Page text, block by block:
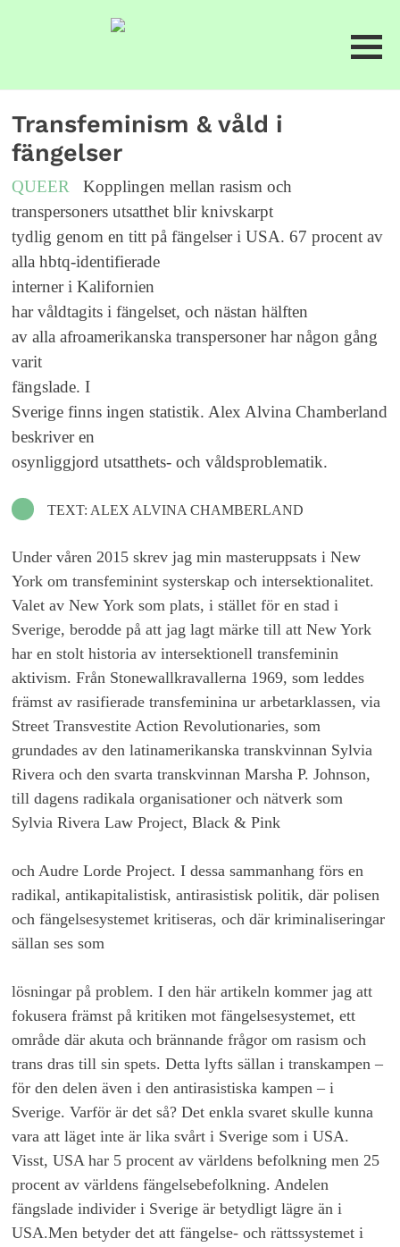
Transfeminism & våld i
fängelser
QUEER
Kopplingen mellan rasism och
transpersoners utsatthet blir knivskarpt
tydlig genom en titt på fängelser i USA. 67 procent av
alla hbtq-identifierade
interner i Kalifornien
har våldtagits i fängelset, och nästan hälften
av alla afroamerikanska transpersoner har någon gång
varit
fängslade. I
Sverige finns ingen statistik. Alex Alvina Chamberland
beskriver en
osynliggjord utsatthets- och våldsproblematik.
TEXT: ALEX ALVINA CHAMBERLAND
Under våren 2015 skrev jag min masteruppsats i New
York om transfeminint systerskap och intersektionalitet.
Valet av New York som plats, i stället för en stad i
Sverige, berodde på att jag lagt märke till att New York
har en stolt historia av intersektionell transfeminin
aktivism. Från Stonewallkravallerna 1969, som leddes
främst av rasifierade transfeminina ur arbetarklassen, via
Street Transvestite Action Revolutionaries, som
grundades av den latinamerikanska transkvinnan Sylvia
Rivera och den svarta transkvinnan Marsha P. Johnson,
till dagens radikala organisationer och nätverk som
Sylvia Rivera Law Project, Black & Pink
och Audre Lorde Project. I dessa sammanhang förs en
radikal, antikapitalistisk, antirasistisk politik, där polisen
och fängelsesystemet kritiseras, och där kriminaliseringar
sällan ses som
lösningar på problem. I den här artikeln kommer jag att
fokusera främst på kritiken mot fängelsesystemet, ett
område där akuta och brännande frågor om rasism och
trans dras till sin spets. Detta lyfts sällan i transkampen –
för den delen även i den antirasistiska kampen – i
Sverige. Varför är det så? Det enkla svaret skulle kunna
vara att läget inte är lika svårt i Sverige som i USA.
Visst, USA har 5 procent av världens befolkning men 25
procent av världens fängelsebefolkning. Andelen
fängslade individer i Sverige är betydligt lägre än i
USA.Men betyder det att fängelse- och rättssystemet i